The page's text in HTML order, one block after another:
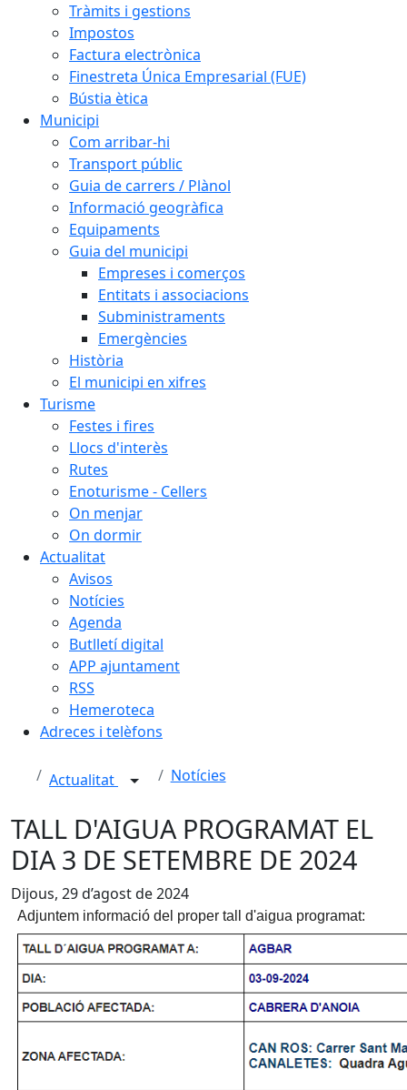
Tràmits i gestions
Impostos
Factura electrònica
Finestreta Única Empresarial (FUE)
Bústia ètica
Municipi
Com arribar-hi
Transport públic
Guia de carrers / Plànol
Informació geogràfica
Equipaments
Guia del municipi
Empreses i comerços
Entitats i associacions
Subministraments
Emergències
Història
El municipi en xifres
Turisme
Festes i fires
Llocs d'interès
Rutes
Enoturisme - Cellers
On menjar
On dormir
Actualitat
Avisos
Notícies
Agenda
Butlletí digital
APP ajuntament
RSS
Hemeroteca
Adreces i telèfons
Actualitat Notícies
TALL D'AIGUA PROGRAMAT EL
DIA 3 DE SETEMBRE DE 2024
Dijous, 29 d’agost de 2024
Adjuntem informació del proper tall d'aigua programat: